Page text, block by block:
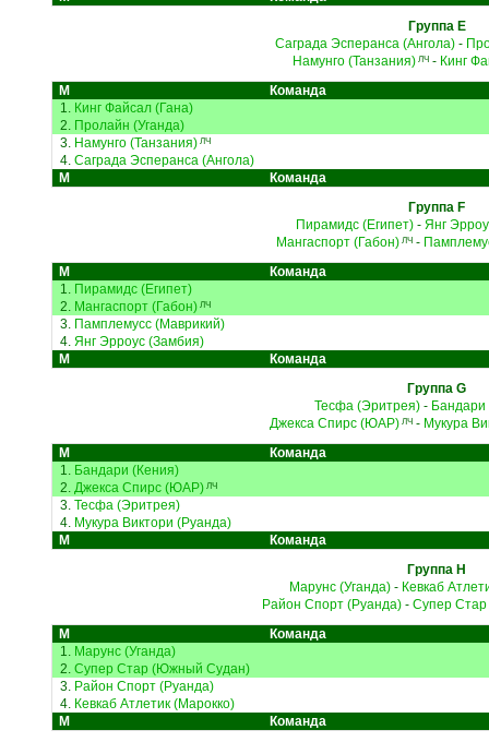
Группа E
Саграда Эсперанса (Ангола)-
Намунго (Танзания)ЛЧ- Кинг
М
Команда
1. Кинг Файсал (Гана)
2. Пролайн (Уганда)
3. Намунго (Танзания)ЛЧ
4. Саграда Эсперанса (Ангола)
М
Команда
Группа F
Пирамидс (Египет) - Янг
Мангаспорт (Габон) ЛЧ -
М
Команда
1. Пирамидс (Египет)
2. Мангаспорт (Габон)ЛЧ
3. Памплемусс (Маврикий)
4. Янг Эрроус (Замбия)
М
Команда
Группа G
Тесфа (Эритрея) - Бандари
Джекса Спирс (ЮАР) ЛЧ - Мукура
М
Команда
1. Бандари (Кения)
2. Джекса Спирс (ЮАР)ЛЧ
3. Тесфа (Эритрея)
4. Мукура Виктори (Руанда)
М
Команда
Группа H
Марунс (Уганда)- Кевкаб
Район Спорт (Руанда) - Супер
М
Команда
1. Марунс (Уганда)
2. Супер Стар (Южный Судан)
3. Район Спорт (Руанда)
4. Кевкаб Атлетик (Марокко)
М
Команда